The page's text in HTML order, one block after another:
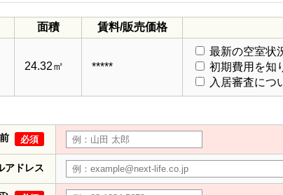
面積 賃料/販売価格
24.32㎡ *****
最新の空室状
初期費用を知
入居審査につ
必須
アドレス